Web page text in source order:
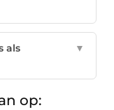
als
▼
op: